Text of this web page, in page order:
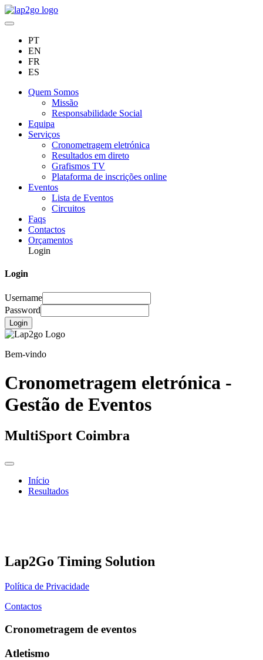
PT
EN
FR
ES
Quem Somos
Missão
Responsabilidade Social
Equipa
Serviços
Cronometragem eletrónica
Resultados em direto
Grafismos TV
Plataforma de inscrições online
Eventos
Lista de Eventos
Circuitos
Faqs
Contactos
Orçamentos
Login
Login
Username
Password
Login
Bem-vindo
Cronometragem eletrónica -
Gestão de Eventos
MultiSport Coimbra
Início
Resultados
Lap2Go Timing Solution
Política de Privacidade
Contactos
Cronometragem de eventos
Atletismo